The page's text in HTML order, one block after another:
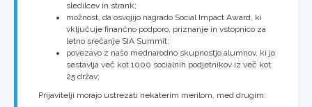
sledilcev in strank;
možnost, da osvojijo nagrado Social Impact Award, ki
vključuje finančno podporo, priznanje in vstopnico za
letno srečanje SIA Summit;
povezavo z našo mednarodno skupnostjo alumnov, ki jo
sestavlja več kot 1000 socialnih podjetnikov iz več kot
25 držav;
Prijavitelji morajo ustrezati nekaterim merilom, med drugim: